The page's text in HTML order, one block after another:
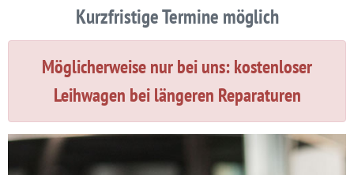
Kurzfristige Termine möglich
Möglicherweise nur bei uns: kostenloser
Leihwagen bei längeren Reparaturen